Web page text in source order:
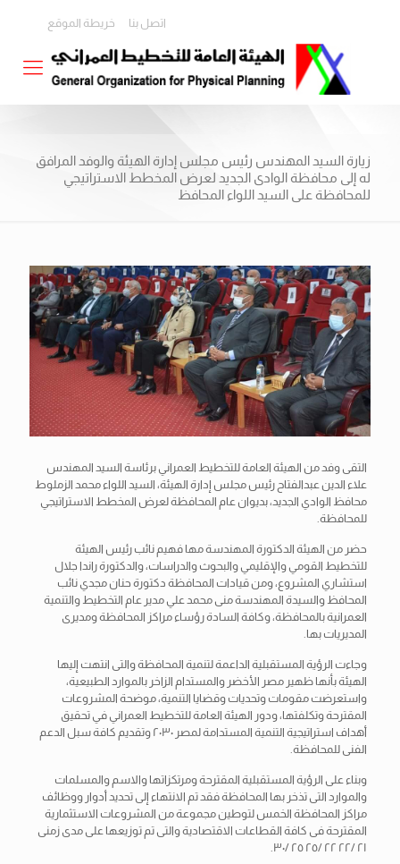
اتصل بنا خريطة الموقع
زيارة السيد المهندس رئيس مجلس إدارة الهيئة والوفد المرافق
له إلى محافظة الوادى الجديد لعرض المخطط الاستراتيجي
للمحافظة على السيد اللواء المحافظ
التقى وفد من الهيئة العامة للتخطيط العمراني برئاسة السيد المهندس
علاء الدين عبدالفتاح رئيس مجلس إدارة الهيئة، السيد اللواء محمد الزملوط
محافظ الوادي الجديد، بديوان عام المحافظة لعرض المخطط الاستراتيجي
للمحافظة.
حضر من الهيئة الدكتورة المهندسة مها فهيم نائب رئيس الهيئة
للتخطيط القومي والإقليمي والبحوث والدراسات، والدكتورة راندا جلال
استشاري المشروع، ومن قيادات المحافظة دكتورة حنان مجدي نائب
المحافظ والسيدة المهندسة منى محمد علي مدير عام التخطيط والتنمية
العمرانية بالمحافظة، وكافة السادة رؤساء مراكز المحافظة ومديرى
المديريات بها.
وجاءت الرؤية المستقبلية الداعمة لتنمية المحافظة والتى انتهت إليها
الهيئة بأنها ظهير مصر الأخضر والمستدام الزاخر بالموارد الطبيعية،
واستعرضت مقومات وتحديات وقضايا التنمية، موضحة المشروعات
المقترحة وتكلفتها، ودور الهيئة العامة للتخطيط العمراني في تحقيق
أهداف استراتيجية التنمية المستدامة لمصر ٢٠٣٠ وتقديم كافة سبل الدعم
الفنى للمحافظة.
وبناء على الرؤية المستقبلية المقترحة ومرتكزاتها والاسم والمسلمات
والموارد التى تذخر بها المحافظة فقد تم الانتهاء إلى تحديد أدوار ووظائف
مراكز المحافظة الخمس لتوطين مجموعة من المشروعات الاستثمارية
المقترحة فى كافة القطاعات الاقتصادية والتى تم توزيعها على مدى زمنى
٢١ /٢٢ ٢٢ /٢٥ ٢٥ /٣٠.